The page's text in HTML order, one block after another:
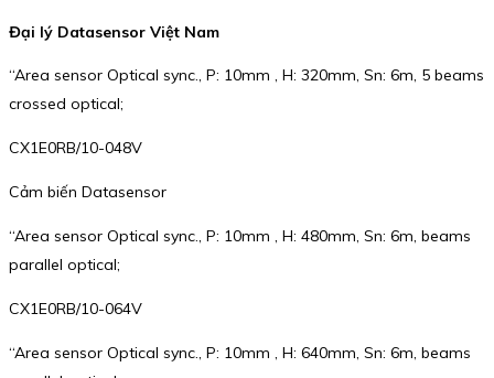
Đại lý Datasensor Việt Nam
“Area sensor Optical sync., P: 10mm , H: 320mm, Sn: 6m, 5 beams
crossed optical;
CX1E0RB/10-048V
Cảm biến Datasensor
“Area sensor Optical sync., P: 10mm , H: 480mm, Sn: 6m, beams
parallel optical;
CX1E0RB/10-064V
“Area sensor Optical sync., P: 10mm , H: 640mm, Sn: 6m, beams